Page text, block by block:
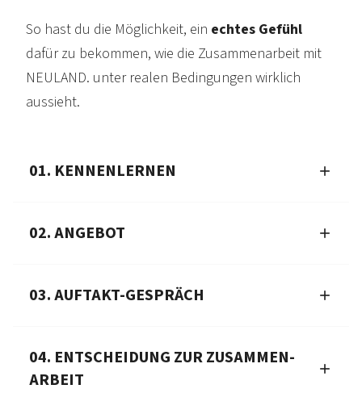
So hast du die Möglichkeit, ein echtes Gefühl
dafür zu bekommen, wie die Zusammen­arbeit mit
NEULAND. unter realen Beding­ungen wirklich
aussieht.
01. KENNENLERNEN
02. ANGEBOT
03. AUFTAKT-GESPRÄCH
04. ENTSCHEIDUNG ZUR ZUSAMMEN­
ARBEIT